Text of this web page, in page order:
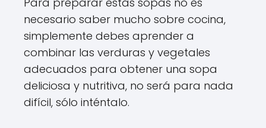
necesario saber mucho sobre cocina,
simplemente debes aprender a
combinar las verduras y vegetales
adecuados para obtener una sopa
deliciosa y nutritiva, no será para nada
difícil, sólo inténtalo.